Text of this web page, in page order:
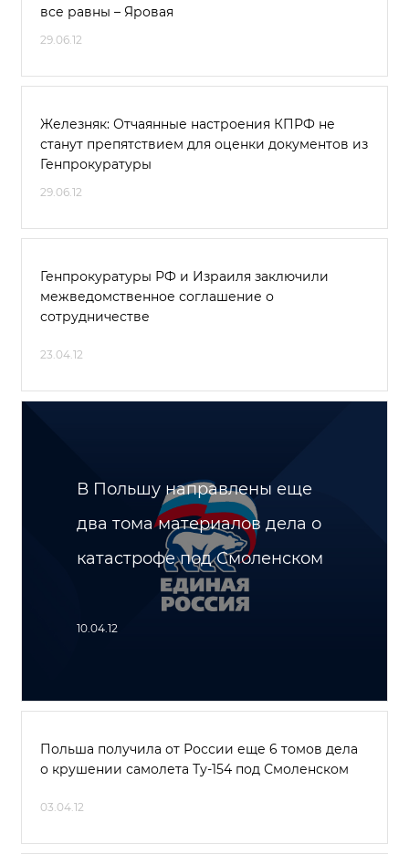
все равны – Яровая
29.06.12
Железняк: Отчаянные настроения КПРФ не
станут препятствием для оценки документов из
Генпрокуратуры
29.06.12
Генпрокуратуры РФ и Израиля заключили
межведомственное соглашение о
сотрудничестве
23.04.12
В Польшу направлены еще
два тома материалов дела о
катастрофе под Смоленском
10.04.12
Польша получила от России еще 6 томов дела
о крушении самолета Ту-154 под Смоленском
03.04.12